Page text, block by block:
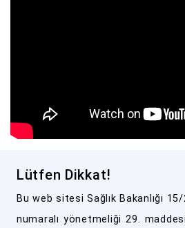
Lütfen Dikkat!
Bu web sitesi Sağlık Bakanlığı
numaralı yönetmeliği 29.